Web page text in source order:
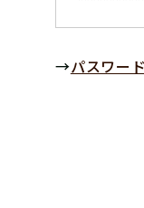
→パスワー